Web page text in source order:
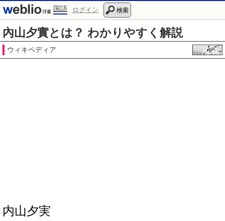
国語 ログイン 検索
內山夕實とは？ わかりやすく解説
ウィキペディア
内山夕実